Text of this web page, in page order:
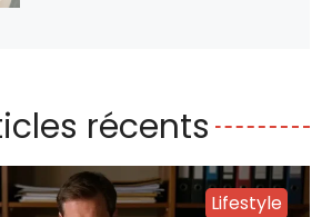
récents
Lifestyle